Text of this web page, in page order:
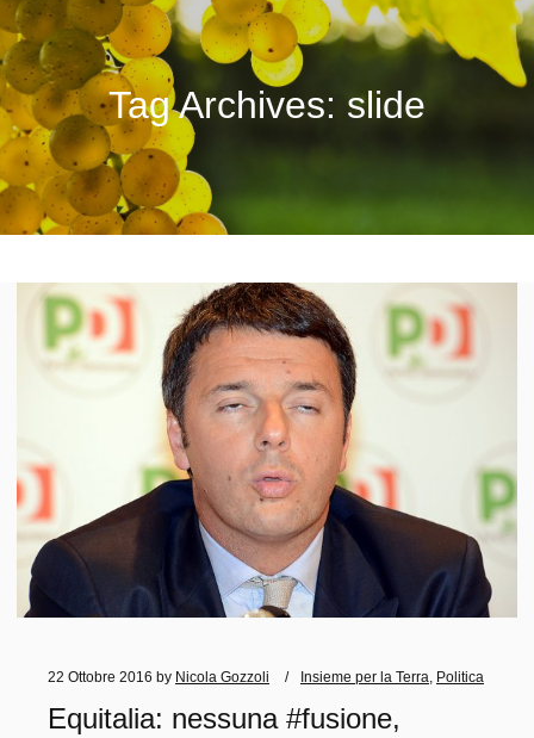
Tag Archives: slide
22 Ottobre 2016 by Nicola Gozzoli Insieme per la Terra Politica
Equitalia: nessuna #fusione,